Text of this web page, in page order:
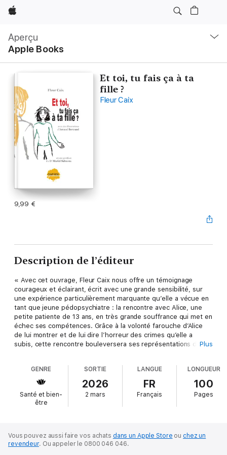
Apple
Aperçu
Apple Books
locale
Ouvrir
menu
Et toi, tu fais ça à ta
fille ?
Fleur Caix
9,99 €
Description de l’éditeur
« Avec cet ouvrage, Fleur Caix nous offre un témoignage
courageux et éclairant, écrit avec une grande sensibilité, sur
une expérience particulièrement marquante qu’elle a vécue en
tant que jeune pédopsychiatre : la rencontre avec Alice, une
petite patiente de 13 ans, en très grande souffrance qui met en
échec ses compétences. Grâce à la volonté farouche d’Alice
de lui montrer et de lui dire l’horreur des crimes qu’elle a
subis, cette rencontre bouleversera ses représentations de la
d’une réalité jusque-là insoupçonnée et impensable : l’inceste
et les violences sexuelles faites aux enfants et leurs graves
conséquences psychotraumatiques ». Dr Muriel Salmona
Plus
GENRE
Santé et bien-
être
SORTIE
2026
2 mars
LANGUE
FR
Français
LONGUEUR
100
Pages
Vous pouvez aussi faire vos achats dans un Apple Store ou chez un
revendeur. Ou appeler le 0800 046 046.